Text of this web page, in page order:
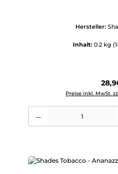
Hersteller:
Inhalt: 0.2 kg
Preise inkl. MwSt.
Produkt Anzahl: Gib den